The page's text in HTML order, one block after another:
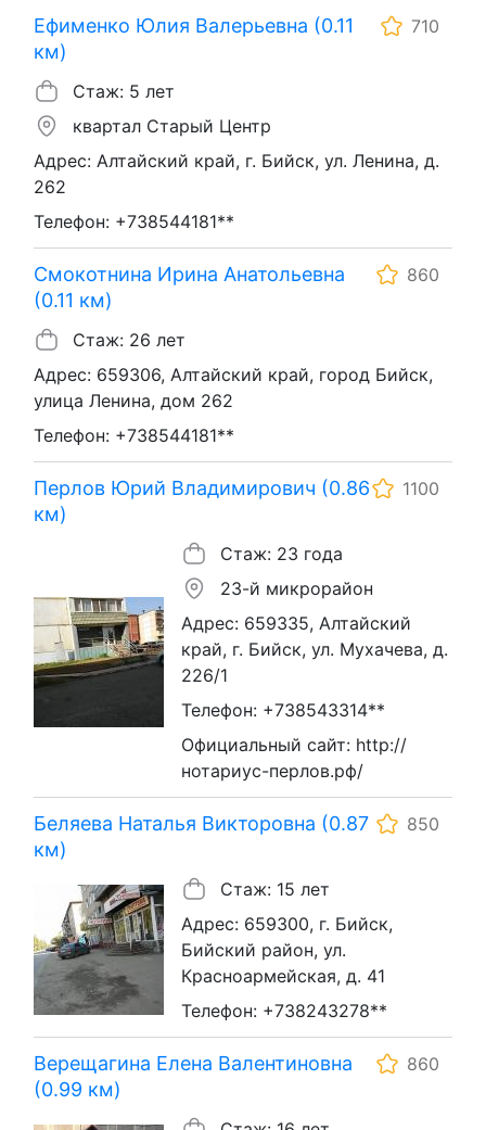
Ефименко Юлия Валерьевна (0.11
км)
710
Стаж: 5 лет
квартал Старый Центр
Адрес: Алтайский край, г. Бийск, ул. Ленина, д.
262
Телефон: +738544181**
Смокотнина Ирина Анатольевна
(0.11 км)
860
Стаж: 26 лет
Адрес: 659306, Алтайский край, город Бийск,
улица Ленина, дом 262
Телефон: +738544181**
Перлов Юрий Владимирович (0.86
км)
1100
Стаж: 23 года
23-й микрорайон
Адрес: 659335, Алтайский
край, г. Бийск, ул. Мухачева, д.
226/1
Телефон: +738543314**
Официальный сайт: http://
нотариус-перлов.рф/
Беляева Наталья Викторовна (0.87
км)
850
Стаж: 15 лет
Адрес: 659300, г. Бийск,
Бийский район, ул.
Красноармейская, д. 41
Телефон: +738243278**
Верещагина Елена Валентиновна
(0.99 км)
860